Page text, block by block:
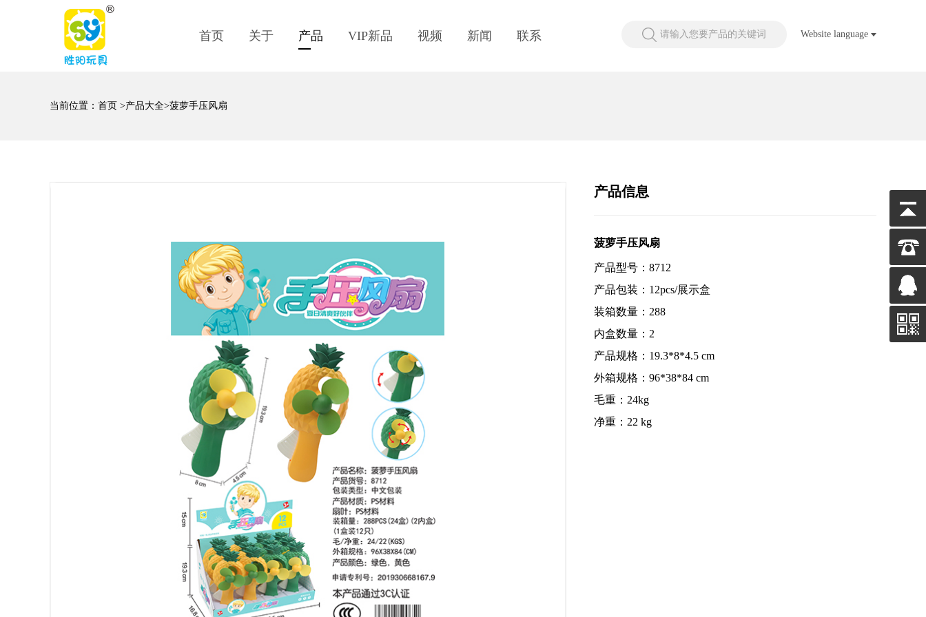
首页 关于 产品 VIP新品 视频 新闻 联系 请输入您要产品的关键词 Website language
当前位置： 首页 >产品大全>菠萝手压风扇
产品信息
菠萝手压风扇
产品型号：8712
产品包装：12pcs/展示盒
装箱数量：288
内盒数量：2
产品规格：19.3*8*4.5 cm
外箱规格：96*38*84 cm
毛重：24kg
净重：22 kg